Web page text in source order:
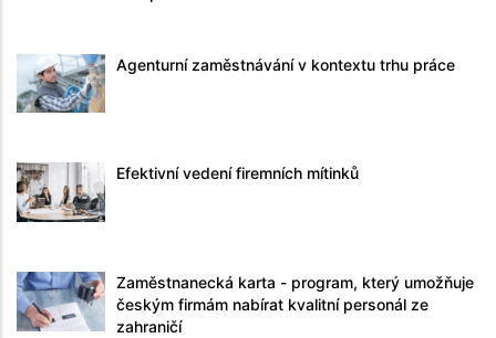
Agenturní zaměstnávání v kontextu trhu práce
Efektivní vedení firemních mítinků
Zaměstnanecká karta - program, který umožňuje
českým firmám nabírat kvalitní personál ze
zahraničí